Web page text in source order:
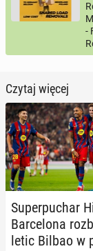
-
Czytaj więcej
Su­per­pu­char
Bar­ce­lo­na
le­tic Bilbao w